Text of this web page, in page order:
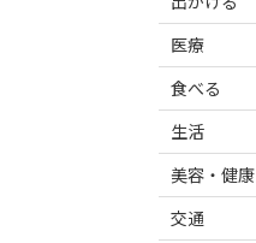
医療
食べる
生活
美容・健康
交通